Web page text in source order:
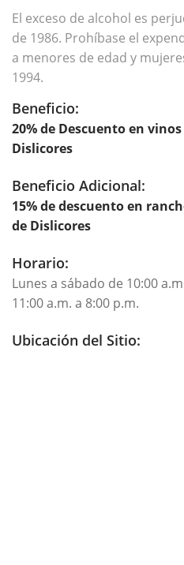
El exceso de alcohol es
de 1986. Prohíbase el
a menores de edad y
1994.
Beneficio:
20% de Descuento en
Dislicores
Beneficio Adicional:
15% de descuento en
de Dislicores
Horario:
Lunes a sábado de 10:00
11:00 a.m. a 8:00 p.m.
Ubicación del Sitio: